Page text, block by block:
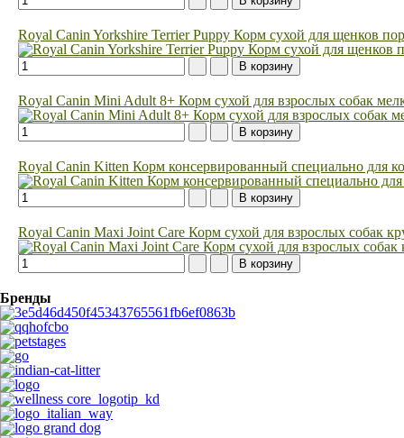
Royal Canin Yorkshire Terrier Puppy Корм сухой для щенков
Royal Canin Mini Adult 8+ Корм сухой для взрослых собак
Royal Canin Kitten Корм консервированный специально для
Royal Canin Maxi Joint Care Корм сухой для взрослых собак
Бренды